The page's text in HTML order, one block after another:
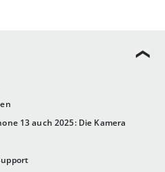
13 auch 2025: Die Kamera